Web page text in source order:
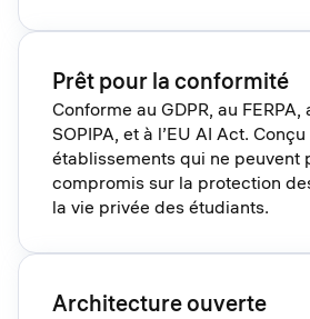
Prêt pour la conformité
Conforme au GDPR, au FERPA,
SOPIPA, et à l’EU AI Act.
établissements qui ne peuvent
compromis sur la protection
la vie privée des étudiants.
Architecture ouverte